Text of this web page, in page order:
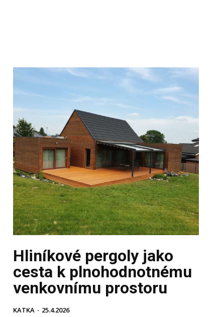
Hliníkové pergoly jako
cesta k plnohodnotnému
venkovnímu prostoru
KATKA - 25.4.2026